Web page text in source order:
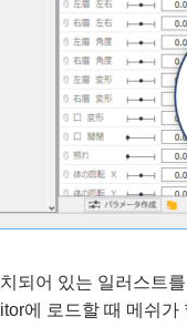
되어 있는 일러스트
에 로드할 때 메쉬가